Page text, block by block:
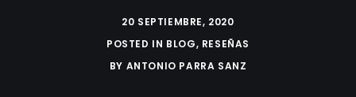
20 SEPTIEMBRE, 2020
POSTED IN BLOG, RESEÑAS
BY ANTONIO PARRA SANZ